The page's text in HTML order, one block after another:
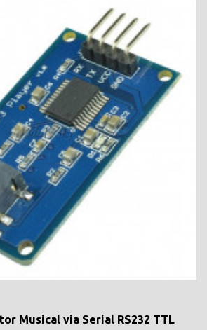
Musical via Serial RS232 TTL